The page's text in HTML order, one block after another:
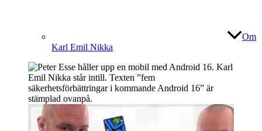
Om
Karl Emil Nikka